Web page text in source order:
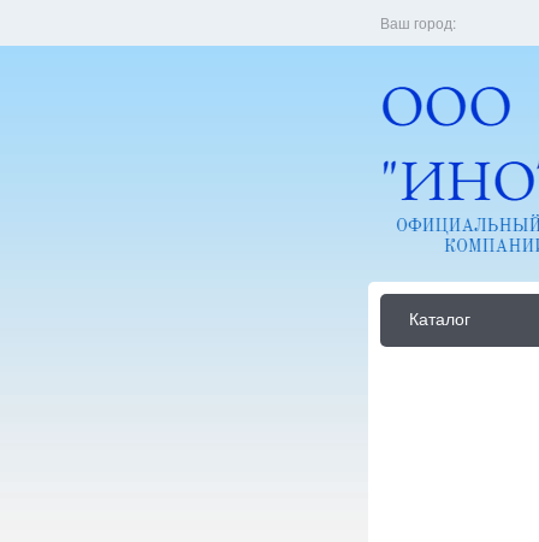
Ваш город:
Каталог